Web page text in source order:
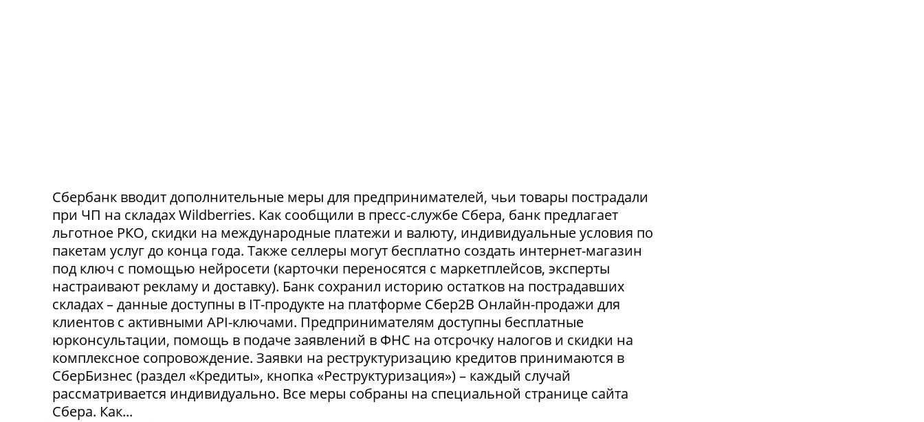
Сбербанк вводит дополнительные меры для предпринимателей, чьи товары пострадали
при ЧП на складах Wildberries. Как сообщили в пресс-службе Сбера, банк предлагает
льготное РКО, скидки на международные платежи и валюту, индивидуальные условия по
пакетам услуг до конца года. Также селлеры могут бесплатно создать интернет-магазин
под ключ с помощью нейросети (карточки переносятся с маркетплейсов, эксперты
настраивают рекламу и доставку). Банк сохранил историю остатков на пострадавших
складах – данные доступны в IT-продукте на платформе Сбер2В Онлайн-продажи для
клиентов с активными API-ключами. Предпринимателям доступны бесплатные
юрконсультации, помощь в подаче заявлений в ФНС на отсрочку налогов и скидки на
комплексное сопровождение. Заявки на реструктуризацию кредитов принимаются в
СберБизнес (раздел «Кредиты», кнопка «Реструктуризация») – каждый случай
рассматривается индивидуально. Все меры собраны на специальной странице сайта
Сбера. Как...